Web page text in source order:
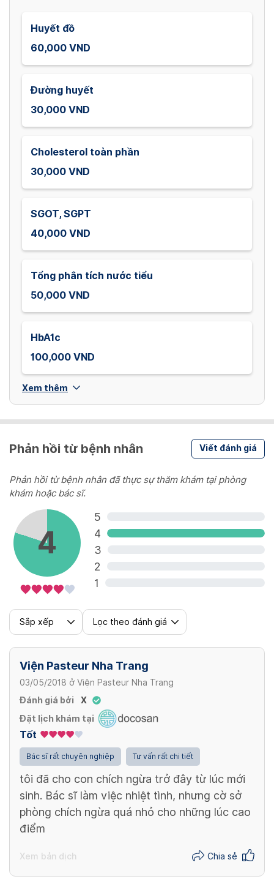
Huyết đồ
60,000 VND
Đường huyết
30,000 VND
Cholesterol toàn phần
30,000 VND
SGOT, SGPT
40,000 VND
Tổng phân tích nước tiểu
50,000 VND
HbA1c
100,000 VND
Xem thêm
Phản hồi từ bệnh nhân Viết đánh giá
Phản hồi từ bệnh nhân đã thực sự thăm khám tại phòng
khám hoặc bác sĩ.
4
5
4
3
2
1
Sắp xếp Lọc theo đánh giá
Viện Pasteur Nha Trang
03/05/2018 ở Viện Pasteur Nha Trang
Đánh giá bởi
X
Đặt lịch khám tại
Tốt
Bác sĩ rất chuyên nghiệp Tư vấn rất chi tiết
tôi đã cho con chích ngừa trở đây từ lúc mới
sinh. Bác sĩ làm việc nhiệt tình, nhưng cờ sở
phòng chích ngừa quá nhỏ cho những lúc cao
điểm
Xem bản dịch Chia sẻ